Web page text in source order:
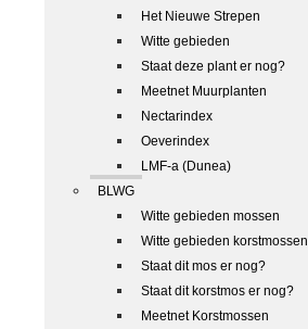
Het Nieuwe Strepen
Witte gebieden
Staat deze plant er nog?
Meetnet Muurplanten
Nectarindex
Oeverindex
LMF-a (Dunea)
BLWG
Witte gebieden mossen
Witte gebieden korstmossen
Staat dit mos er nog?
Staat dit korstmos er nog?
Meetnet Korstmossen